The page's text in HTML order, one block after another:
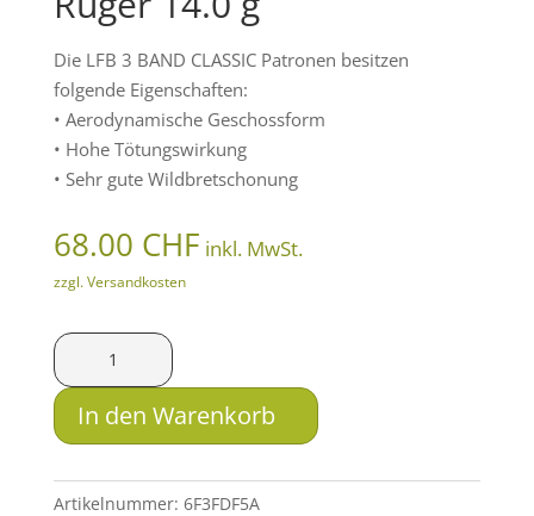
Die LFB 3 BAND CLASSIC Patronen besitzen
folgende Eigenschaften:
• Aerodynamische Geschossform
• Hohe Tötungswirkung
• Sehr gute Wildbretschonung
68.00 CHF inkl. MwSt.
zzgl. Versandkosten
LFB
3
Band
Classic
Ruger
In den Warenkorb
Artikelnummer: 6F3FDF5A